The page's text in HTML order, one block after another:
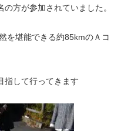
方が参加されていました。
を堪能できる約85kmのＡコ
して行ってきます